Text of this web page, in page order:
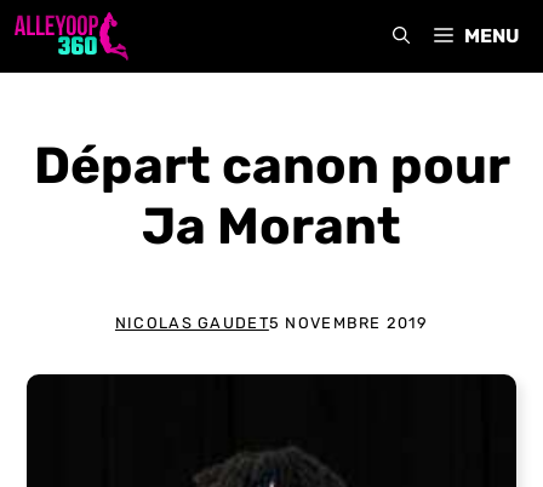
Aller
MENU
Départ canon pour
Ja Morant
NICOLAS GAUDET5 NOVEMBRE 2019